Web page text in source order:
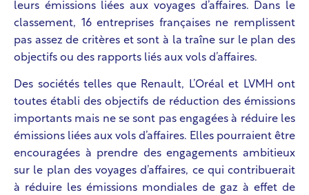
leurs émissions liées aux voyages d’affaires. Dans le
classement, 16 entreprises françaises ne remplissent
pas assez de critères et sont à la traîne sur le plan des
objectifs ou des rapports liés aux vols d’affaires.
Des sociétés telles que Renault, L’Oréal et LVMH ont
toutes établi des objectifs de réduction des émissions
importants mais ne se sont pas engagées à réduire les
émissions liées aux vols d’affaires. Elles pourraient être
encouragées à prendre des engagements ambitieux
sur le plan des voyages d’affaires, ce qui contribuerait
à réduire les émissions mondiales de gaz à effet de